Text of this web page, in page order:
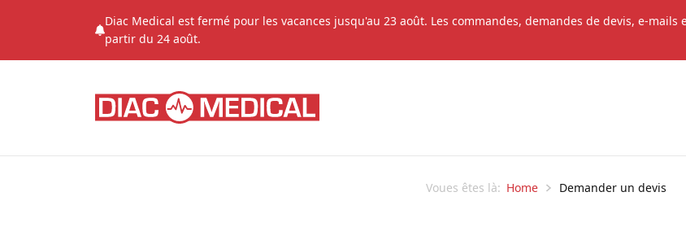
Diac Medical est fermé pour les vacances jusqu'au 23 août. Les commandes, demandes de devis, e-mails
partir du 24 août.
Voues êtes là: Home Demander un devis